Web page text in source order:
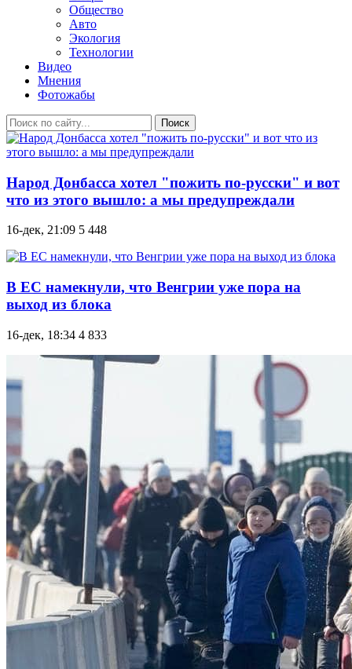
Общество
Авто
Экология
Технологии
Видео
Мнения
Фотожабы
Поиск
Народ Донбасса хотел "пожить по-русски" и вот
что из этого вышло: а мы предупреждали
16-дек, 21:09 5 448
В ЕС намекнули, что Венгрии уже пора на
выход из блока
16-дек, 18:34 4 833